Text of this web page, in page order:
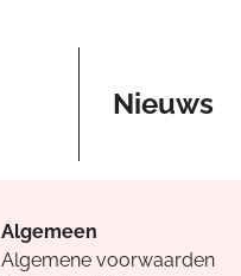
Nieuws
Algemeen
Algemene voorwaarden